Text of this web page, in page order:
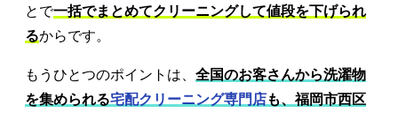
とで一括でまとめてクリーニングして値段を下げられ
るからです。
もうひとつのポイントは、 全国のお客さんから洗濯物
を集められる宅配クリーニング専門店も、福岡市西区